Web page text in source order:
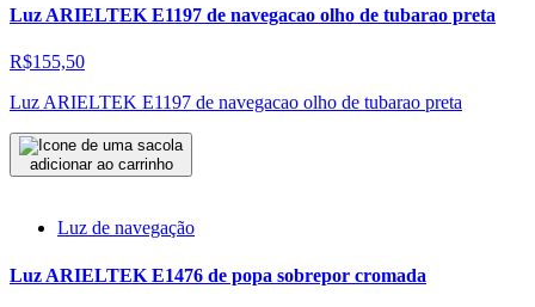
Luz ARIELTEK E1197 de navegacao olho de tubarao preta
R$155,50
Luz ARIELTEK E1197 de navegacao olho de tubarao preta
adicionar ao carrinho
Luz de navegação
Luz ARIELTEK E1476 de popa sobrepor cromada